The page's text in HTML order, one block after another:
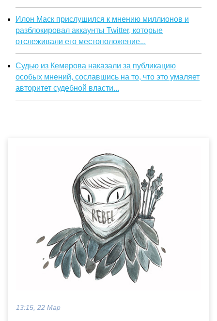
Илон Маск прислушился к мнению миллионов и
разблокировал аккаунты Twitter, которые
отслеживали его местоположение...
Судью из Кемерова наказали за публикацию
особых мнений, сославшись на то, что это умаляет
авторитет судебной власти...
13:15, 22 Мар